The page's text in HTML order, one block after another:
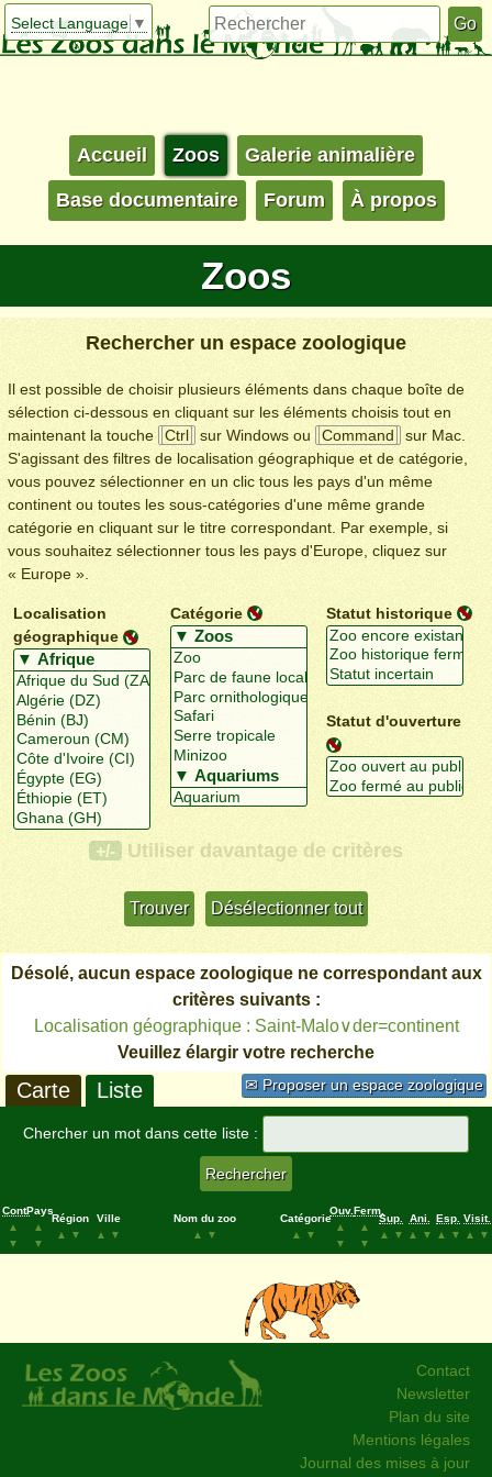
Select Language ▼
Accueil Zoos Galerie animalière
Base documentaire Forum À propos
Zoos
Rechercher un espace zoologique
Il est possible de choisir plusieurs éléments dans chaque boîte de
sélection ci-dessous en cliquant sur les éléments choisis tout en
maintenant la touche
Ctrl sur Windows ou Command
sur Mac.
S'agissant des filtres de localisation géographique et de catégorie,
vous pouvez sélectionner en un clic tous les pays d'un même
continent ou toutes les sous-catégories d'une même grande
catégorie en cliquant sur le titre correspondant. Par exemple, si
vous souhaitez sélectionner tous les pays d'Europe, cliquez sur
« Europe ».
Localisation
géographique
Catégorie Statut historique
Statut d'ouverture
+/- Utiliser davantage de critères
Désolé, aucun espace zoologique ne correspondant aux
critères suivants :
Localisation géographique : Saint-Malo∨der=continent
Veuillez élargir votre recherche
✉ Proposer un espace zoologique
Carte Liste
Chercher un mot dans cette liste :
Cont.
▲
▼
Pays
▲
▼
Région
▲
▼
Ville
▲
▼
Nom du zoo
▲
▼
Catégorie
▲
▼
Ouv.
▲
▼
Ferm.
▲
▼
Sup.
▲
▼
Ani.
▲
▼
Esp.
▲
▼
Visit.
▲
▼
Contact
Newsletter
Plan du site
Mentions légales
Journal des mises à jour